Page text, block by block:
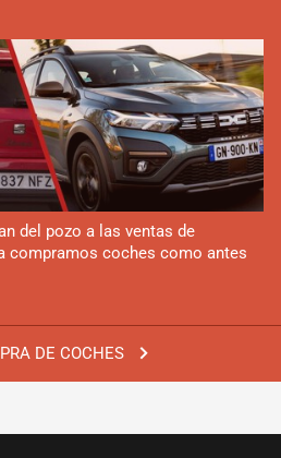
DE COCHES
del pozo a las ventas de
compramos coches como antes